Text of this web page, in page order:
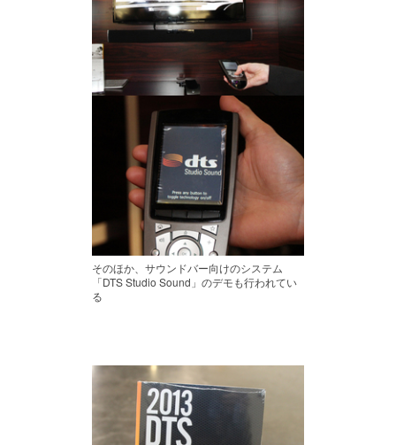
そのほか、サウンドバー向けのシステム
「DTS Studio Sound」のデモも行われてい
る